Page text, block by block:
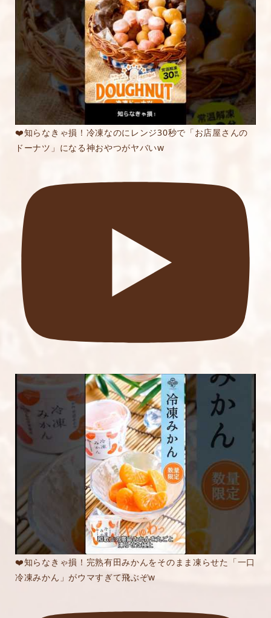
内容をご確認の上、「レビューを送信する」ボ
タンから送信ください。
❤️知らなきゃ損！冷凍なのにレンジ30秒で「お店屋さんの
ドーナツ」になる神おやつがヤバいw
❤️知らなきゃ損！完熟有田みかんをそのまま凍らせた「一口
冷凍みかん」がウマすぎて飛ぶぞw